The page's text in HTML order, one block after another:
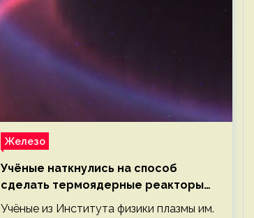
Железо
Учёные наткнулись на способ
сделать термоядерные реакторы
более компактными или мощными
Учёные из Института физики плазмы им.